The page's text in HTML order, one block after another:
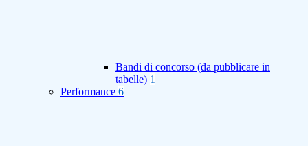
Bandi di concorso (da pubblicare in
tabelle) 1
Performance 6